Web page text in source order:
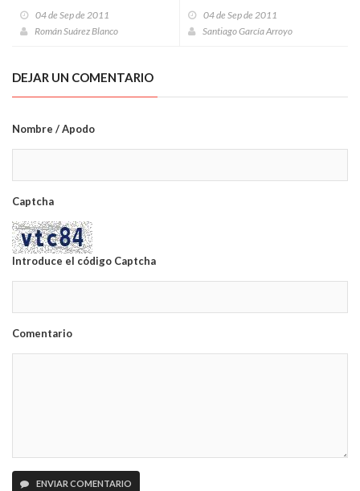
04 de Sep de 2011
Román Suárez Blanco
04 de Sep de 2011
Santiago García Arroyo
DEJAR UN COMENTARIO
Nombre / Apodo
Captcha
Introduce el código Captcha
Comentario
ENVIAR COMENTARIO